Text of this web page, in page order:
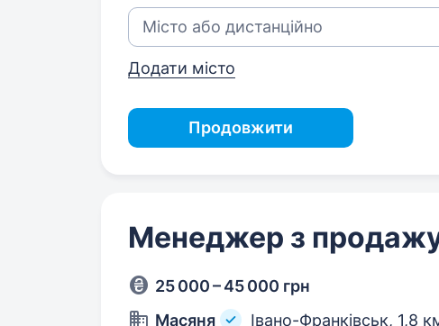
Додати місто
Продовжити
Менеджер з
25 000 – 45 000 грн
Масяня
Івано-Франківськ, 1,8